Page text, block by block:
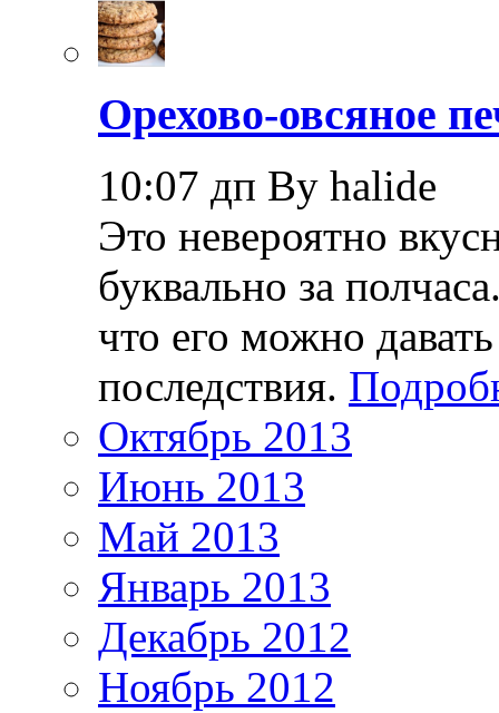
Орехово-овсяное
10:07 дп By halide
Это невероятно
буквально за
что его можно
последствия.
Октябрь 2013
Июнь 2013
Май 2013
Январь 2013
Декабрь 2012
Ноябрь 2012